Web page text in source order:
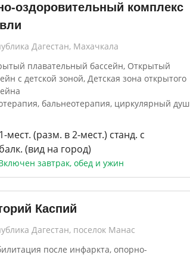
оздоровительный комплекс
Дагестан, Махачкала
плавательный бассейн, Открытый
с детской зоной, Детская зона открытого
бальнеотерапия, циркулярный душ
1-мест. (разм. в 2-мест.) станд. с
балк. (вид на город)
завтрак, обед и ужин
Каспий
Дагестан, поселок Манас
после инфаркта, опорно-